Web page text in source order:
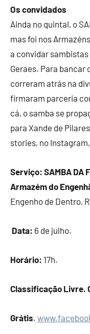
Os convidados
Ainda no quintal, o
mas foi nos
a convidar
Geraes. Para bancar
correram atrás na
firmaram parceria
cá, o samba se
para Xande de
stories, no
Serviço: SAMBA DA
Armazém do
Engenho de Dentro,
Data: 6 de julho.
Horário: 17h.
Classificação Livre.
Grátis.